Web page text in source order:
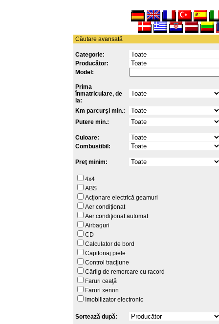
Căutare avansată
Categorie:
Producător:
Model:
Prima
înmatriculare, de
la:
Km parcurşi min.:
Putere min.:
Culoare:
Combustibil:
Preţ minim:
4x4
ABS
Acţionare electrică geamuri
Aer condiţionat
Aer condiţionat automat
Airbaguri
CD
Calculator de bord
Capitonaj piele
Control tracţiune
Cârlig de remorcare cu racord
Faruri ceaţă
Faruri xenon
Imobilizator electronic
Sortează după: